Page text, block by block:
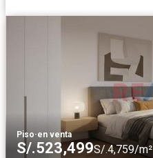
Piso·en venta
S/.523,499S/.4,759/m²